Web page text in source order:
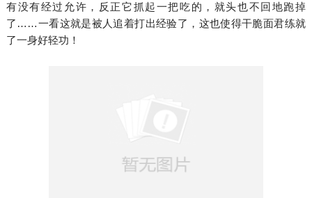
有没有经过允许，反正它抓起一把吃的，就头也不回地跑掉
了……一看这就是被人追着打出经验了，这也使得干脆面君练就
了一身好轻功！